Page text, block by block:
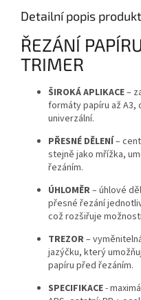
Detailní popis
ŘEZÁNÍ
TRIMER
ŠIROKÁ APLIKACE–
formáty papíru až A3,
univerzální.
PŘESNÉ DĚLENÍ–
stejně jako mřížka,
řezáním.
ÚHLOMĚR– úhlové
přesné řezání
což rozšiřuje
TREZOR–
jazýčku, který
papíru před řezáním.
SPECIFIKACE-